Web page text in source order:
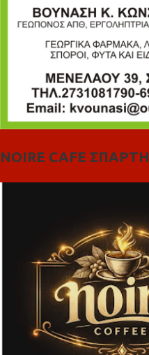
NOIRE CAFE ΣΠΑΡΤΗ